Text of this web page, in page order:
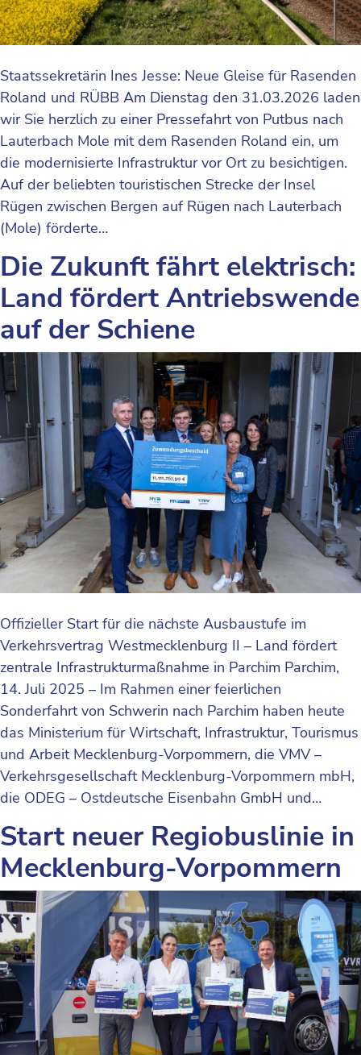
Staatssekretärin Ines Jesse: Neue Gleise für Rasenden
Roland und RÜBB Am Dienstag den 31.03.2026 laden
wir Sie herzlich zu einer Pressefahrt von Putbus nach
Lauterbach Mole mit dem Rasenden Roland ein, um
die modernisierte Infrastruktur vor Ort zu besichtigen.
Auf der beliebten touristischen Strecke der Insel
Rügen zwischen Bergen auf Rügen nach Lauterbach
(Mole) förderte…
Die Zukunft fährt elektrisch:
Land fördert Antriebswende
auf der Schiene
Offizieller Start für die nächste Ausbaustufe im
Verkehrsvertrag Westmecklenburg II – Land fördert
zentrale Infrastrukturmaßnahme in Parchim Parchim,
14. Juli 2025 – Im Rahmen einer feierlichen
Sonderfahrt von Schwerin nach Parchim haben heute
das Ministerium für Wirtschaft, Infrastruktur, Tourismus
und Arbeit Mecklenburg-Vorpommern, die VMV –
Verkehrsgesellschaft Mecklenburg-Vorpommern mbH,
die ODEG – Ostdeutsche Eisenbahn GmbH und…
Start neuer Regiobuslinie in
Mecklenburg-Vorpommern